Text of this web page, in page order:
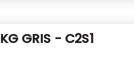
GRIS - C2S1